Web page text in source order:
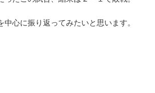
心に振り返ってみたいと思います。
のか、見どころ満載です。